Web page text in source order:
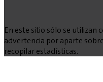
En este sitio sólo se utilizan
advertencia por aparte
recopilar estadísticas.